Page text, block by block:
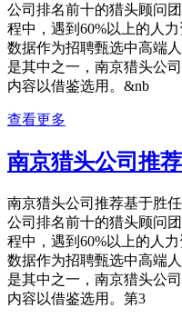
公司排名前十的猎头顾问
程中，遇到60%以上的人
数据作为招聘甄选中高端
是其中之一，南京猎头公
内容以借鉴选用。&nb
查看更多
南京猎头公司推
南京猎头公司推荐基于胜
公司排名前十的猎头顾问
程中，遇到60%以上的人
数据作为招聘甄选中高端
是其中之一，南京猎头公
内容以借鉴选用。第3